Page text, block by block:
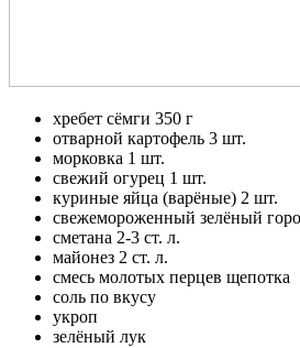
хребет сёмги 350 г
отварной картофель 3 шт.
морковка 1 шт.
свежий огурец 1 шт.
куриные яйца (варёные) 2 шт.
свежемороженный зелёный
сметана 2-3 ст. л.
майонез 2 ст. л.
смесь молотых перцев щепотка
соль по вкусу
укроп
зелёный лук